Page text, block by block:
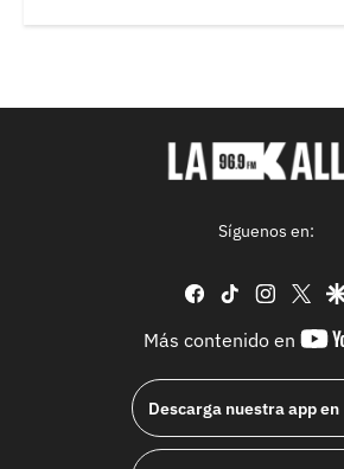
Síguenos en:
facebook
tiktok
Más contenido en
Descarga nuestra app en